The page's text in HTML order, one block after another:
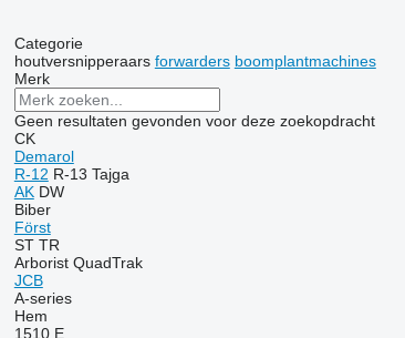
Categorie
houtversnipperaars forwarders boomplantmachines
Merk
Geen resultaten gevonden voor deze zoekopdracht
CK
Demarol
R-12 R-13 Tajga
AK DW
Biber
Först
ST TR
Arborist QuadTrak
JCB
A-series
Hem
1510 E